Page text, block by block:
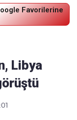
Favorilerine
Libya